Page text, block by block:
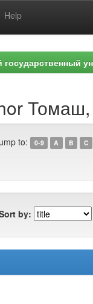
Help
to: 0-9 A B C
by: